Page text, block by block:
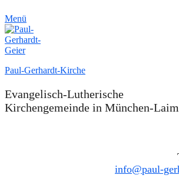
Menü
Paul-Gerhardt-Kirche
Evangelisch-Lutherische
Kirchengemeinde in München-Laim
info@paul-